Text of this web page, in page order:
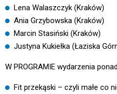
Lena Walaszczyk (Kraków)
Ania Grzybowska (Kraków)
Marcin Stasiński (Kraków)
Justyna Kukiełka (Łaziska
W PROGRAMIE wydarzenia
Fit przekąski – czyli małe co